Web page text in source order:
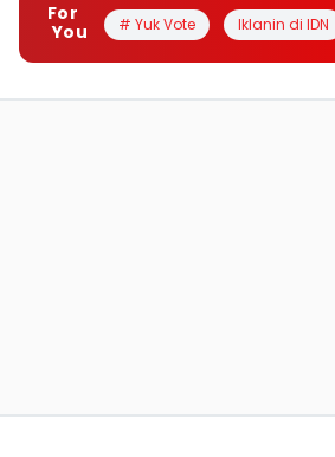
For
You
# Yuk Vote Iklanin di IDN